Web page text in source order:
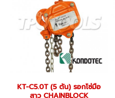
KT-C5.0T (5 ตัน) รอกโซ่มือ
สาว CHAINBLOCK